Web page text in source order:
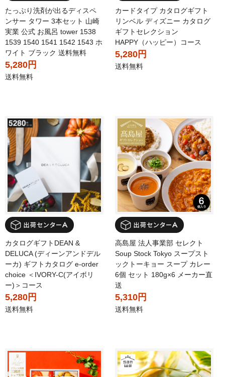
たっぷり洗剤が出るディスペ
ンサー タワー 3本セット 山崎
実業 公式 お風呂 tower 1538
1539 1540 1541 1542 1543 ホ
ワイト ブラック 送料無料
5,280円
送料無料
カードタイプ カタログギフト
リンベル ディズニー カタログ
ギフトセレクション
HAPPY（ハッピー）コース
5,280円
送料無料
カタログギフトDEAN &
DELUCA (ディーンアンドデル
ーカ) ギフトカタログ e-order
choice ＜IVORY-C(アイボリ
ー)＞コース
5,280円
送料無料
高島屋 法人事業部 セレクト
Soup Stock Tokyo スープスト
ックトーキョー スープ カレー
6個 セット 180g×6 メーカー直
送
5,310円
送料無料